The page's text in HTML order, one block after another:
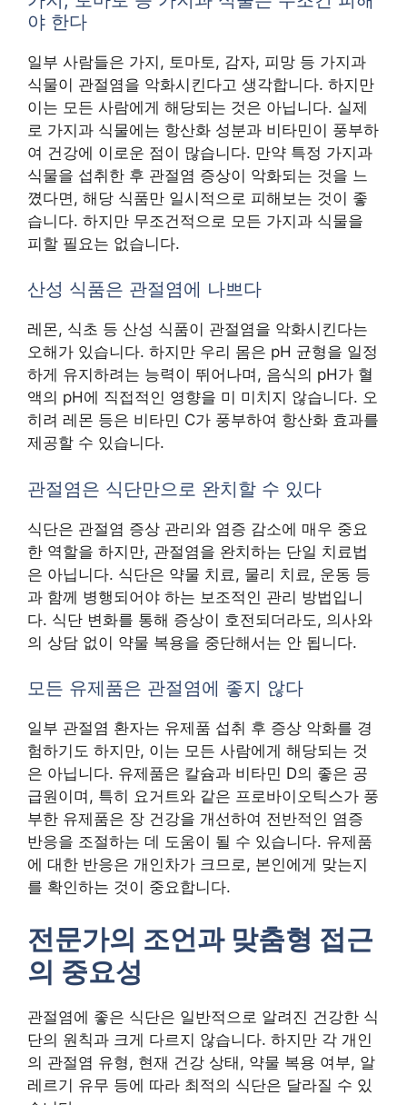
야 한다
일부 사람들은 가지, 토마토, 감자, 피망 등 가지과
식물이 관절염을 악화시킨다고 생각합니다. 하지만
이는 모든 사람에게 해당되는 것은 아닙니다. 실제
로 가지과 식물에는 항산화 성분과 비타민이 풍부하
여 건강에 이로운 점이 많습니다. 만약 특정 가지과
식물을 섭취한 후 관절염 증상이 악화되는 것을 느
꼈다면, 해당 식품만 일시적으로 피해보는 것이 좋
습니다. 하지만 무조건적으로 모든 가지과 식물을
피할 필요는 없습니다.
산성 식품은 관절염에 나쁘다
레몬, 식초 등 산성 식품이 관절염을 악화시킨다는
오해가 있습니다. 하지만 우리 몸은 pH 균형을 일정
하게 유지하려는 능력이 뛰어나며, 음식의 pH가 혈
액의 pH에 직접적인 영향을 미 미치지 않습니다. 오
히려 레몬 등은 비타민 C가 풍부하여 항산화 효과를
제공할 수 있습니다.
관절염은 식단만으로 완치할 수 있다
식단은 관절염 증상 관리와 염증 감소에 매우 중요
한 역할을 하지만, 관절염을 완치하는 단일 치료법
은 아닙니다. 식단은 약물 치료, 물리 치료, 운동 등
과 함께 병행되어야 하는 보조적인 관리 방법입니
다. 식단 변화를 통해 증상이 호전되더라도, 의사와
의 상담 없이 약물 복용을 중단해서는 안 됩니다.
모든 유제품은 관절염에 좋지 않다
일부 관절염 환자는 유제품 섭취 후 증상 악화를 경
험하기도 하지만, 이는 모든 사람에게 해당되는 것
은 아닙니다. 유제품은 칼슘과 비타민 D의 좋은 공
급원이며, 특히 요거트와 같은 프로바이오틱스가 풍
부한 유제품은 장 건강을 개선하여 전반적인 염증
반응을 조절하는 데 도움이 될 수 있습니다. 유제품
에 대한 반응은 개인차가 크므로, 본인에게 맞는지
를 확인하는 것이 중요합니다.
전문가의 조언과 맞춤형 접근
의 중요성
관절염에 좋은 식단은 일반적으로 알려진 건강한 식
단의 원칙과 크게 다르지 않습니다. 하지만 각 개인
의 관절염 유형, 현재 건강 상태, 약물 복용 여부, 알
레르기 유무 등에 따라 최적의 식단은 달라질 수 있